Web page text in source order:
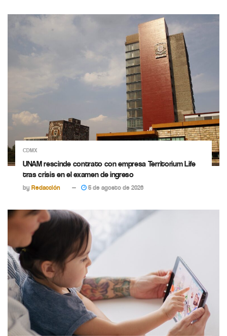
CDMX
UNAM rescinde contrato con empresa Territorium Life
tras crisis en el examen de ingreso
by Redacción 5 de agosto de 2026